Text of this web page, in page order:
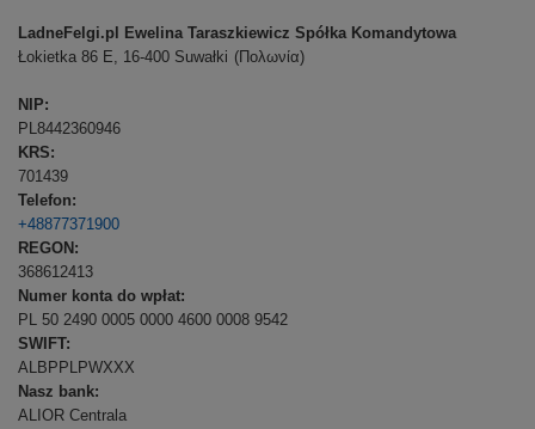
LadneFelgi.pl Ewelina Taraszkiewicz Spółka Komandytowa
Łokietka 86 E, 16-400 Suwałki (Πολωνία)
NIP:
PL8442360946
KRS:
701439
Telefon:
+48877371900
REGON:
368612413
Numer konta do wpłat:
PL 50 2490 0005 0000 4600 0008 9542
SWIFT:
ALBPPLPWXXX
Nasz bank:
ALIOR Centrala